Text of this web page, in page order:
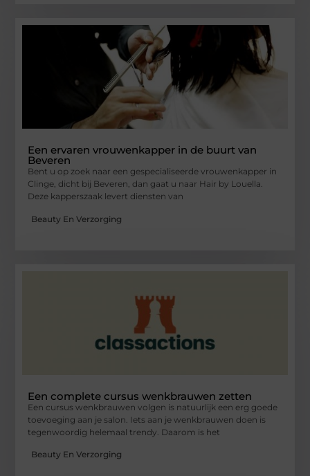
Een ervaren vrouwenkapper in de buurt van
Beveren
Bent u op zoek naar een gespecialiseerde vrouwenkapper in
Clinge, dicht bij Beveren, dan gaat u naar Hair by Louella.
Deze kapperszaak levert diensten van
Beauty En Verzorging
Een complete cursus wenkbrauwen zetten
Een cursus wenkbrauwen volgen is natuurlijk een erg goede
toevoeging aan je salon. Iets aan je wenkbrauwen doen is
tegenwoordig helemaal trendy. Daarom is het
Beauty En Verzorging